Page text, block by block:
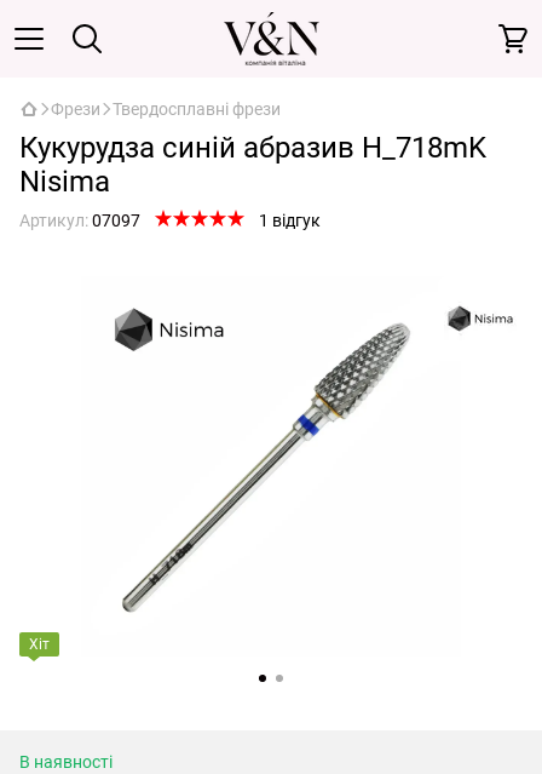
Фрези Твердосплавні фрези
Кукурудза синій абразив H_718mK
Nisima
Артикул:07097 1 відгук
Хіт
В наявності